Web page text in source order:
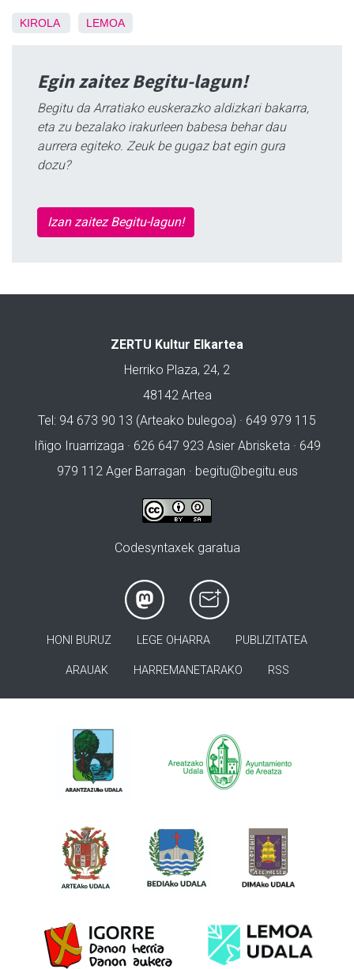
KIROLA LEMOA
Egin zaitez Begitu-lagun!
Begitu da Arratiako euskerazko aldizkari bakarra,
eta zu bezalako irakurleen babesa behar dau
aurrera egiteko. Zeuk be gugaz bat egin gura
dozu?
Izan zaitez Begitu-lagun!
ZERTU Kultur Elkartea
Herriko Plaza, 24, 2
48142 Artea
Tel: 94 673 90 13 (Arteako bulegoa) · 649 979 115
Iñigo Iruarrizaga · 626 647 923 Asier Abrisketa · 649
979 112 Ager Barragan · begitu@begitu.eus
Codesyntaxek garatua
HONI BURUZ LEGE OHARRA PUBLIZITATEA
ARAUAK HARREMANETARAKO RSS